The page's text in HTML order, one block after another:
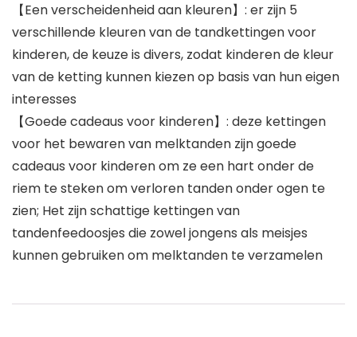
【Een verscheidenheid aan kleuren】: er zijn 5
verschillende kleuren van de tandkettingen voor
kinderen, de keuze is divers, zodat kinderen de kleur
van de ketting kunnen kiezen op basis van hun eigen
interesses
【Goede cadeaus voor kinderen】: deze kettingen
voor het bewaren van melktanden zijn goede
cadeaus voor kinderen om ze een hart onder de
riem te steken om verloren tanden onder ogen te
zien; Het zijn schattige kettingen van
tandenfeedoosjes die zowel jongens als meisjes
kunnen gebruiken om melktanden te verzamelen